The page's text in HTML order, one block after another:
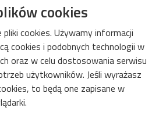
cookies
cookies. Używamy informacji
cookies i podobnych technologii w
oraz w celu dostosowania serwisu
użytkowników. Jeśli wyrażasz
to będą one zapisane w